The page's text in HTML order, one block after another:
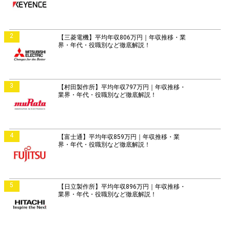
2
【三菱電機】平均年収806万円｜年収推移・業
界・年代・役職別など徹底解説！
3
【村田製作所】平均年収797万円｜年収推移・
業界・年代・役職別など徹底解説！
4
【富士通】平均年収859万円｜年収推移・業
界・年代・役職別など徹底解説！
5
【日立製作所】平均年収896万円｜年収推移・
業界・年代・役職別など徹底解説！